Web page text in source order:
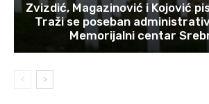
Zvizdić, Magazinović i Kojović
Traži se poseban
Memorijalni centar